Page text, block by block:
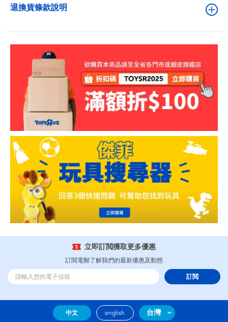
退換貨條款說明
立即訂閲獲取更多優惠
訂閲電郵了解我們的最新優惠及動態
訂閲
中文 english 台灣